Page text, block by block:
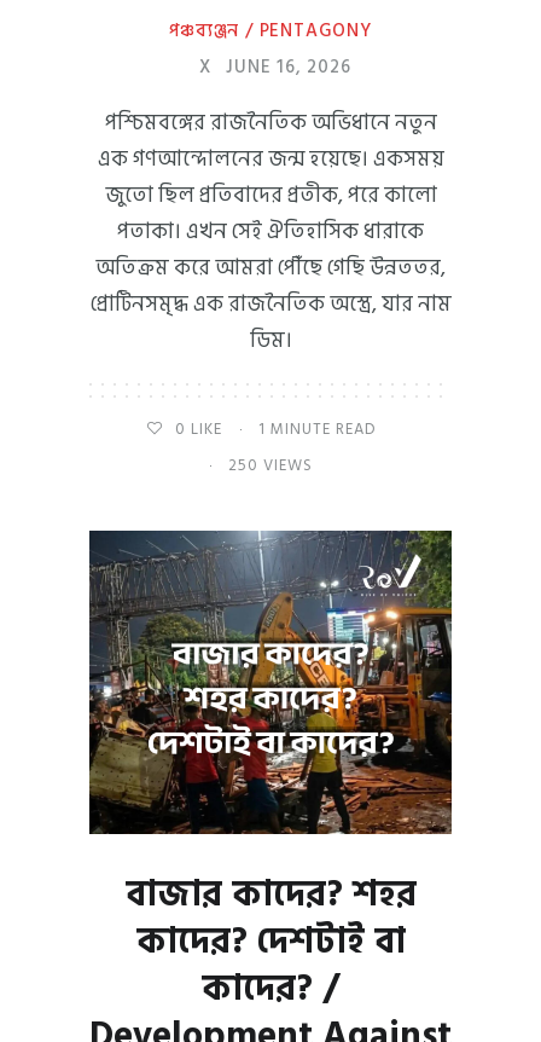
পঞ্চব্যঞ্জন / PENTAGONY
X JUNE 16, 2026
পশ্চিমবঙ্গের রাজনৈতিক অভিধানে নতুন
এক গণআন্দোলনের জন্ম হয়েছে। একসময়
জুতো ছিল প্রতিবাদের প্রতীক, পরে কালো
পতাকা। এখন সেই ঐতিহাসিক ধারাকে
অতিক্রম করে আমরা পৌঁছে গেছি উন্নততর,
প্রোটিনসমৃদ্ধ এক রাজনৈতিক অস্ত্রে, যার নাম
ডিম।
0 LIKE
1 MINUTE READ
250 VIEWS
বাজার কাদের? শহর
কাদের? দেশটাই বা
কাদের? /